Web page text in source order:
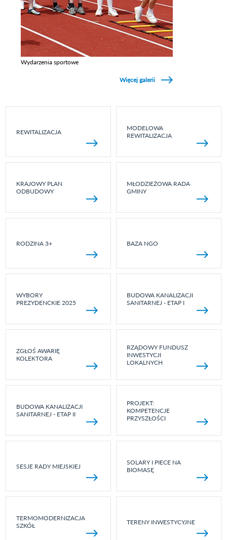
Wydarzenia sportowe
Więcej galerii
REWITALIZACJA
MODELOWA
REWITALIZACJA
KRAJOWY PLAN
ODBUDOWY
MŁODZIEŻOWA RADA
GMINY
RODZINA 3+ BAZA NGO
WYBORY
PREZYDENCKIE 2025
BUDOWA KANALIZACJI
SANITARNEJ - ETAP I
ZGŁOŚ AWARIĘ
KOLEKTORA
RZĄDOWY FUNDUSZ
INWESTYCJI
LOKALNYCH
BUDOWA KANALIZACJI
SANITARNEJ - ETAP II
PROJEKT:
KOMPETENCJE
PRZYSZŁOŚCI
SESJE RADY MIEJSKIEJ
SOLARY I PIECE NA
BIOMASĘ
TERMOMODERNIZACJA
SZKÓŁ
TERENY INWESTYCYJNE